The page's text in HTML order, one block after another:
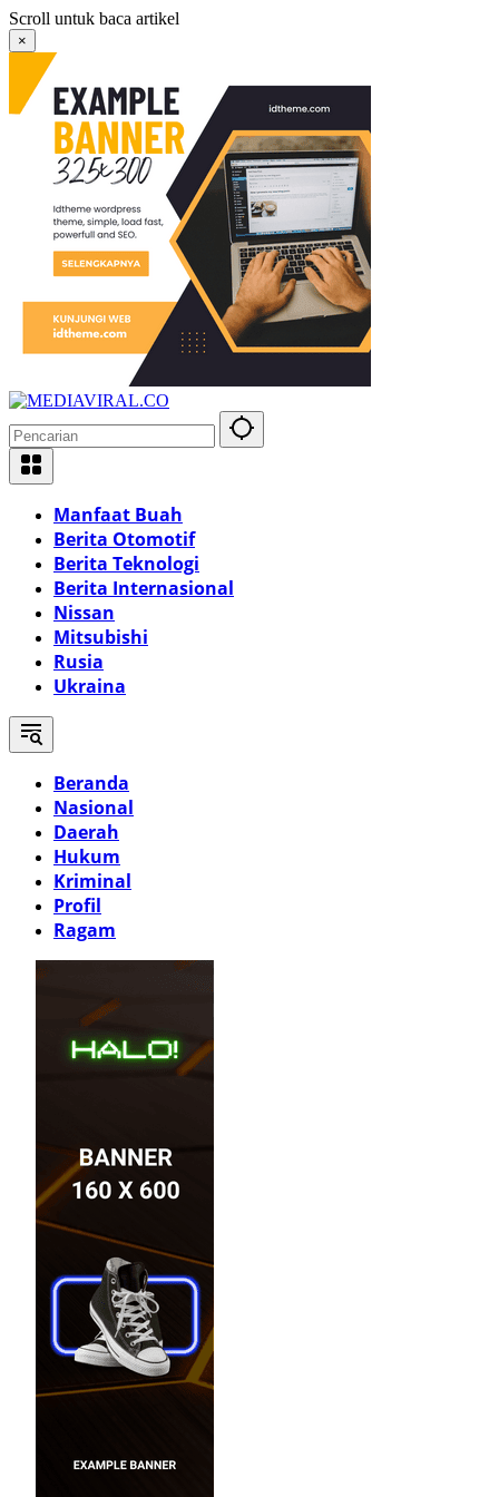
Langsung
ke
konten
Scroll untuk baca artikel
×
Manfaat Buah
Berita Otomotif
Berita Teknologi
Berita Internasional
Nissan
Mitsubishi
Rusia
Ukraina
Beranda
Nasional
Daerah
Hukum
Kriminal
Profil
Ragam